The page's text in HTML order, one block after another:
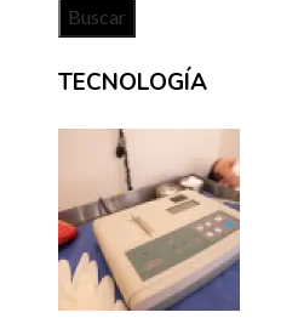
TECNOLOGÍA